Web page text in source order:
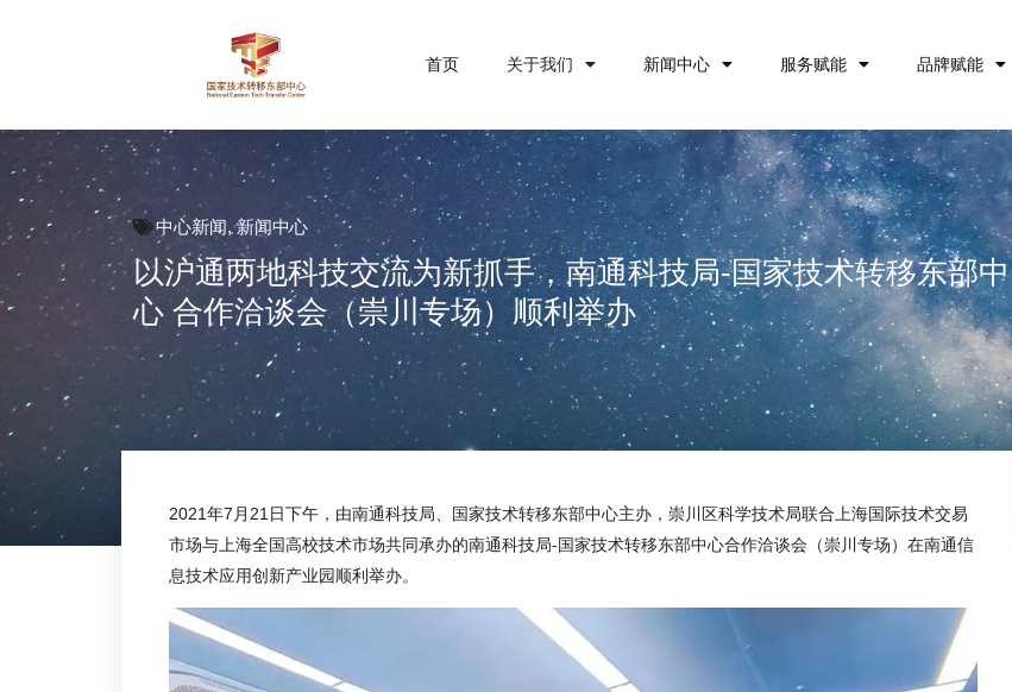
首页 关于我们 新闻中心 服务赋能 品牌赋能
中心新闻,新闻中心
以沪通两地科技交流为新抓手，南通科技局-国家技术转移东部中
心 合作洽谈会（崇川专场）顺利举办
2021年7月21日下午，由南通科技局、国家技术转移东部中心主办，崇川区科学技术局联合上海国际技术交易
市场与上海全国高校技术市场共同承办的南通科技局-国家技术转移东部中心合作洽谈会（崇川专场）在南通信
息技术应用创新产业园顺利举办。